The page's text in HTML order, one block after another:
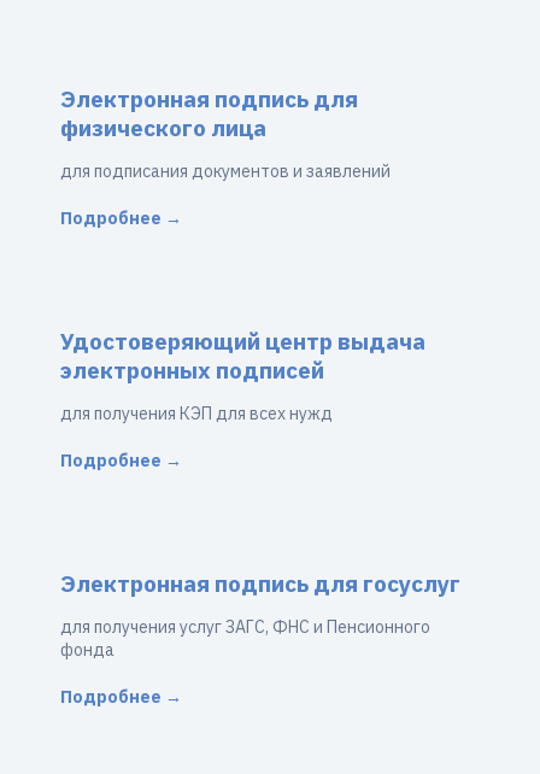
Электронная подпись для
физического лица
для подписания документов и заявлений
Подробнее →
Удостоверяющий центр выдача
электронных подписей
для получения КЭП для всех нужд
Подробнее →
Электронная подпись для госуслуг
для получения услуг ЗАГС, ФНС и Пенсионного
фонда
Подробнее →